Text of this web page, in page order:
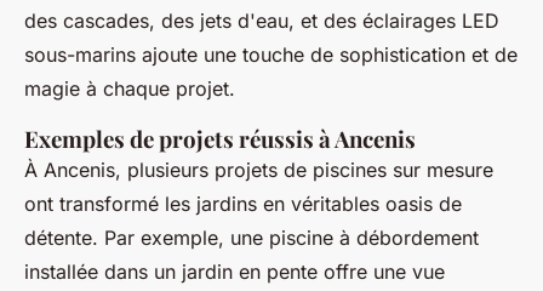
des cascades, des jets d'eau, et des éclairages LED
sous-marins ajoute une touche de sophistication et de
magie à chaque projet.
Exemples de projets réussis à Ancenis
À Ancenis, plusieurs projets de piscines sur mesure
ont transformé les jardins en véritables oasis de
détente. Par exemple, une piscine à débordement
installée dans un jardin en pente offre une vue